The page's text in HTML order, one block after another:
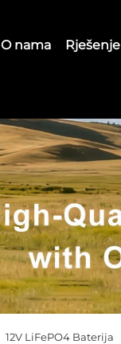
O nama Rješenje
12V LiFePO4 Baterija